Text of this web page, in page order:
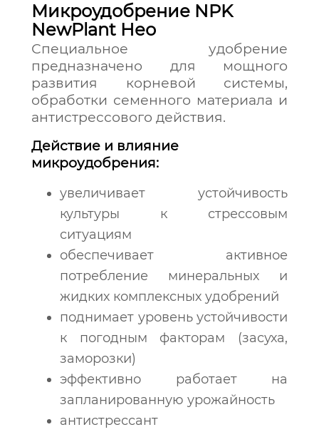
Микроудобрение NPK
NewPlant Нео
Специальное удобрение
предназначено для мощного
развития корневой системы,
обработки семенного материала и
антистрессового действия.
Действие и влияние
микроудобрения:
увеличивает устойчивость
культуры к стрессовым
ситуациям
обеспечивает активное
потребление минеральных и
жидких комплексных удобрений
поднимает уровень устойчивости
к погодным факторам (засуха,
заморозки)
эффективно работает на
запланированную урожайность
антистрессант